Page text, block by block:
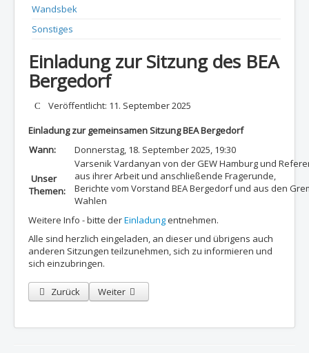
Wandsbek
Sonstiges
Einladung zur Sitzung des BEA
Bergedorf
DetailsVeröffentlicht: 11. September 2025
Einladung zur gemeinsamen Sitzung BEA Bergedorf
Wann:
Donnerstag, 18. September 2025, 19:30
Unser
Themen:
Varsenik Vardanyan von der GEW Hamburg und
aus ihrer Arbeit und anschließende Fragerunde,
Berichte vom Vorstand BEA Bergedorf und aus den
Wahlen
Weitere Info - bitte derEinladungentnehmen.
Alle sind herzlich eingeladen, an dieser und übrigens auch
anderen Sitzungen teilzunehmen, sich zu informieren und
sich einzubringen.
Vorheriger Beitrag: BEA Bergedorf: Protokoll und Anlagen der
Zurück Nächster Beitrag: BEA Protokoll / Mitschrift von
Weiter